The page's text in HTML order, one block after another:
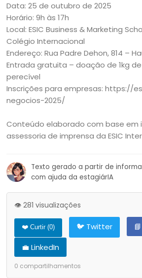
Data: 25 de outubro de 2025
Horário: 9h às 17h
Local: ESIC Business & Marketing
Colégio Internacional
Endereço: Rua Padre Dehon, 814 –
Entrada gratuita – doação de 1kg
perecível
Inscrições para empresas: https://
negocios-2025/
Conteúdo elaborado com base em
assessoria de imprensa da ESIC
Texto gerado a partir de
com ajuda da estagiárIA
👁️ 281 visualizações
❤️ Curtir (0) 🐦 Twitter
💼 LinkedIn
0 compartilhamentos